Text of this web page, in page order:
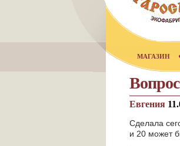
МАГАЗИН
Евгения
Сделала
и 20 может